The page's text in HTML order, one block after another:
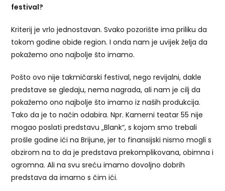
festival?
Kriterij je vrlo jednostavan. Svako pozorište ima priliku da
tokom godine obiđe region. I onda nam je uvijek želja da
pokažemo ono najbolje što imamo.
Pošto ovo nije takmičarski festival, nego revijalni, dakle
predstave se gledaju, nema nagrada, ali nam je cilj da
pokažemo ono najbolje što imamo iz naših produkcija.
Tako da je to način odabira. Npr. Kamerni teatar 55 nije
mogao poslati predstavu „Blank“, s kojom smo trebali
prošle godine ići na Brijune, jer to finansijski nismo mogli s
obzirom na to da je predstava prekomplikovana, obimna i
ogromna. Ali na svu sreću imamo dovoljno dobrih
predstava da imamo s čim ići.